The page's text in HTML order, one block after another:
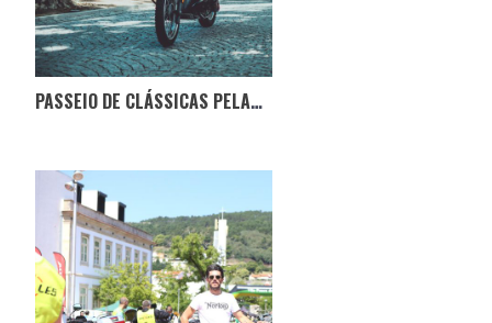
PASSEIO DE CLÁSSICAS PELAS MELHORES ESTRADAS DA ZONA CENTRO